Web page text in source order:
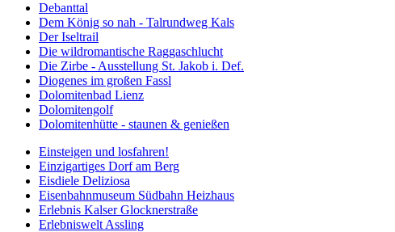
Debanttal
Dem König so nah - Talrundweg Kals
Der Iseltrail
Die wildromantische Raggaschlucht
Die Zirbe - Ausstellung St. Jakob i. Def.
Diogenes im großen Fassl
Dolomitenbad Lienz
Dolomitengolf
Dolomitenhütte - staunen & genießen
Einsteigen und losfahren!
Einzigartiges Dorf am Berg
Eisdiele Deliziosa
Eisenbahnmuseum Südbahn Heizhaus
Erlebnis Kalser Glocknerstraße
Erlebniswelt Assling